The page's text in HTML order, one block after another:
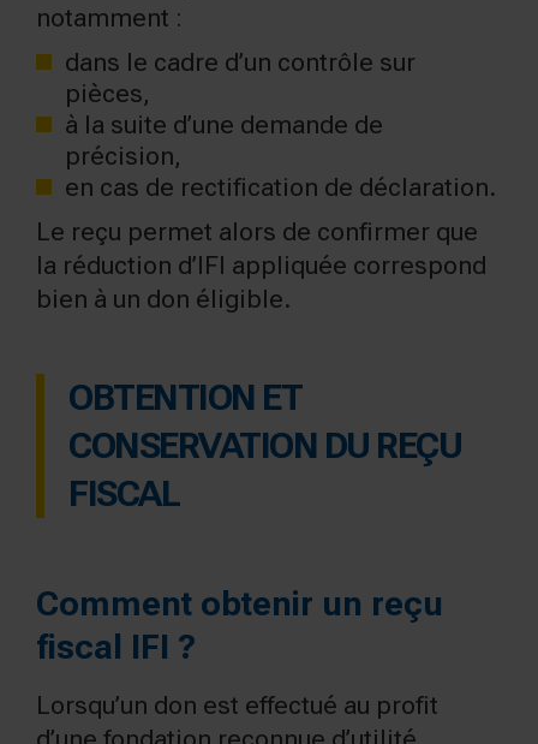
notamment :
dans le cadre d’un contrôle sur
pièces,
à la suite d’une demande de
précision,
en cas de rectification de déclaration.
Le reçu permet alors de confirmer que
la réduction d’IFI appliquée correspond
bien à un don éligible.
OBTENTION ET
CONSERVATION DU REÇU
FISCAL
Comment obtenir un reçu
fiscal IFI ?
Lorsqu’un don est effectué au profit